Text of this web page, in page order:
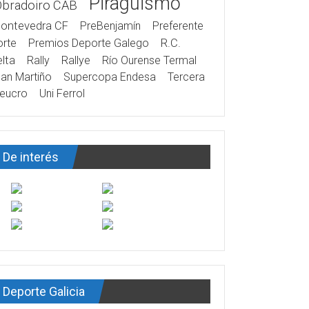
CAB
CF PreBenjamín
Preferente
Premios Deporte Galego
R.C.
Rally Rallye
Río Ourense Termal
Martiño
Supercopa Endesa
Tercera
Uni Ferrol
De interés
Deporte Galicia